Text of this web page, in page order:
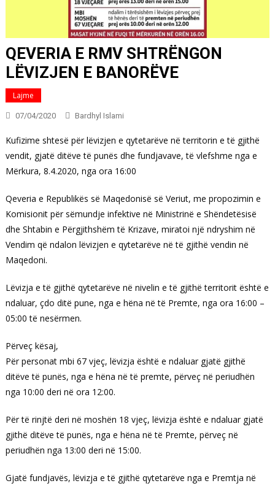
QEVERIA E RMV SHTRËNGON
LËVIZJEN E BANORËVE
Lajme
07/04/2020 Bardhyl Islami
Kufizime shtesë për lëvizjen e qytetarëve në territorin e të gjithë
vendit, gjatë ditëve të punës dhe fundjavave, të vlefshme nga e
Mërkura, 8.4.2020, nga ora 16:00
Qeveria e Republikës së Maqedonisë së Veriut, me propozimin e
Komisionit për sëmundje infektive në Ministrinë e Shëndetësisë
dhe Shtabin e Përgjithshëm të Krizave, miratoi një ndryshim në
Vendim që ndalon lëvizjen e qytetarëve në të gjithë vendin në
Maqedoni.
Lëvizja e të gjithë qytetarëve në nivelin e të gjithë territorit është e
ndaluar, çdo ditë pune, nga e hëna në të Premte, nga ora 16:00 –
05:00 të nesërmen.
Përveç kësaj,
Për personat mbi 67 vjeç, lëvizja është e ndaluar gjatë gjithë
ditëve të punës, nga e hëna në të premte, përveç në periudhën
nga 10:00 deri në ora 12:00.
Për të rinjtë deri në moshën 18 vjeç, lëvizja është e ndaluar gjatë
gjithë ditëve të punës, nga e hëna në të Premte, përveç në
periudhën nga 13:00 deri në 15:00.
Gjatë fundjavës, lëvizja e të gjithë qytetarëve nga e Premtja në